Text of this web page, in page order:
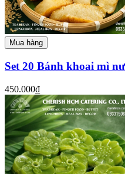
Mua hàng
Set 20 Bánh khoai mì
450.000₫